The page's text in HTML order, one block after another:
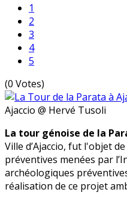
1
2
3
4
5
(0 Votes)
Ajaccio @ Hervé Tusoli
La tour génoise de la
Ville d’Ajaccio, fut l'objet
préventives menées par
archéologiques
réalisation de ce projet